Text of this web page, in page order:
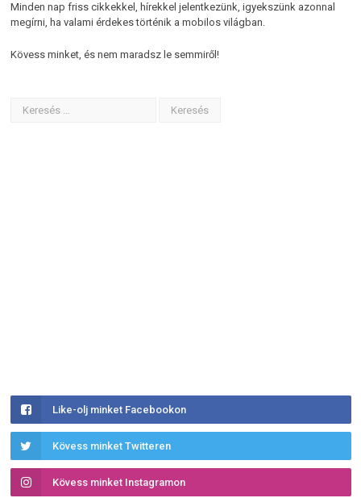
Minden nap friss cikkekkel, hírekkel jelentkezünk, igyekszünk azonnal
megírni, ha valami érdekes történik a mobilos világban.
Kövess minket, és nem maradsz le semmiről!
Like-olj minket Facebookon
Kövess minket Twitteren
Kövess minket Instagramon